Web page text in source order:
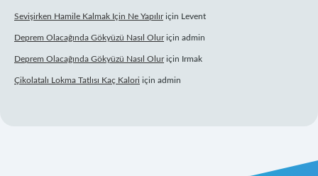
Sevişirken Hamile Kalmak Için Ne Yapılıriçin Levent
Deprem Olacağında Gökyüzü Nasıl Oluriçin admin
Deprem Olacağında Gökyüzü Nasıl Oluriçin Irmak
Çikolatalı Lokma Tatlısı Kaç Kalori için admin